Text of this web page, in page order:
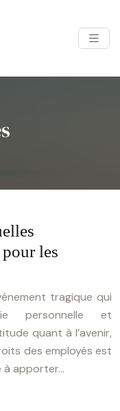
les
tragique qui
personnelle et
quant à l’avenir,
des employés est
à apporter…